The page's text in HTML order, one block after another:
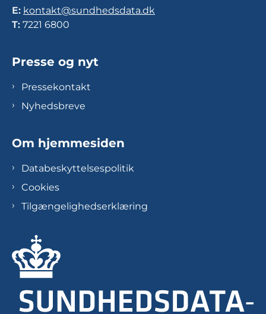
E: kontakt@sundhedsdata.dk
T: 7221 6800
Presse og nyt
Pressekontakt
Nyhedsbreve
Om hjemmesiden
Databeskyttelsespolitik
Cookies
Tilgængelighedserklæring